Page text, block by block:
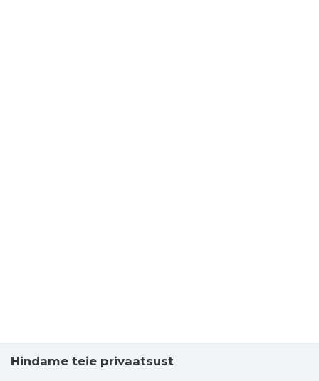
Hindame teie privaatsust